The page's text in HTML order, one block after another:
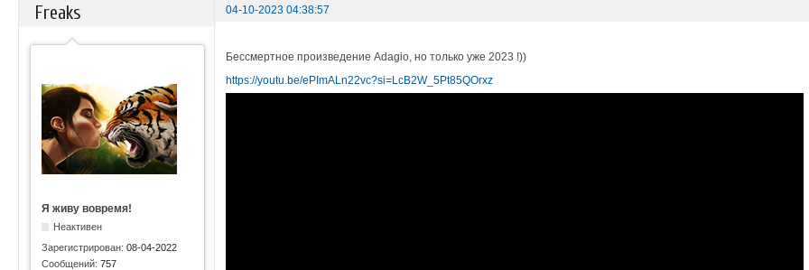
Freaks 04-10-2023 04:38:57
Я живу вовремя!
Неактивен
Зарегистрирован:08-04-2022
Сообщений:757
Бессмертное произведение Adagio, но только уже 2023 !))
https://youtu.be/ePImALn22vc?si=LcB2W_5Pt85QOrxz